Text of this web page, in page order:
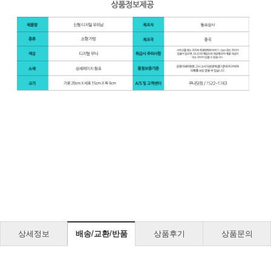
상세정보 배송/교환/반품 상품후기 상품문의